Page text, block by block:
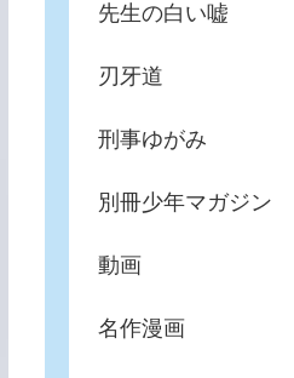
先生の白い嘘
刃牙道
刑事ゆがみ
別冊少年マガジン
動画
名作漫画